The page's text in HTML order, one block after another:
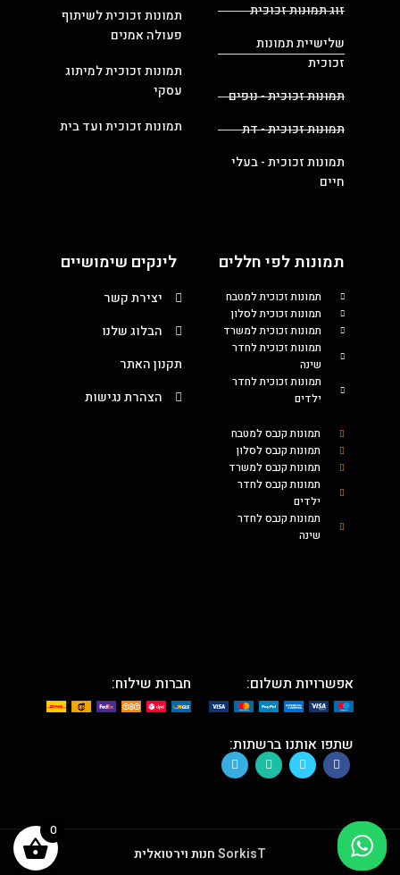
זוג תמונות זכוכית
שלישיית תמונות
זכוכית
תמונות זכוכית - נופים
תמונות זכוכית - דת
תמונות זכוכית - בעלי
חיים
תמונות זכוכית לשיתוף
פעולה אמנים
תמונות זכוכית למיתוג
עסקי
תמונות זכוכית ועד בית
תמונות לפי חללים
תמונות זכוכית למטבח
תמונות זכוכית לסלון
תמונות זכוכית למשרד
תמונות זכוכית לחדר
שינה
תמונות זכוכית לחדר
ילדים
תמונות קנבס למטבח
תמונות קנבס לסלון
תמונות קנבס למשרד
תמונות קנבס לחדר
ילדים
תמונות קנבס לחדר
שינה
לינקים שימושיים
יצירת קשר
הבלוג שלנו
תקנון האתר
הצהרת נגישות
אפשרויות תשלום: חברות שילוח:
שתפו אותנו ברשתות:
SorkisTחנות וירטואלית
0